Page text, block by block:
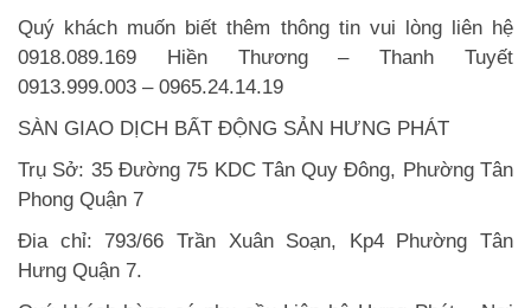
Quý khách muốn biết thêm thông tin vui lòng liên hệ
0918.089.169 Hiền Thương – Thanh Tuyết
0913.999.003 – 0965.24.14.19
SÀN GIAO DỊCH BẤT ĐỘNG SẢN HƯNG PHÁT
Trụ Sở: 35 Đường 75 KDC Tân Quy Đông, Phường Tân
Phong Quận 7
Đia chỉ: 793/66 Trần Xuân Soạn, Kp4 Phường Tân
Hưng Quận 7.